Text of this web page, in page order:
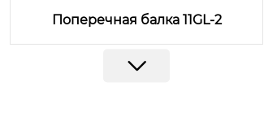
Поперечная балка 11GL-2